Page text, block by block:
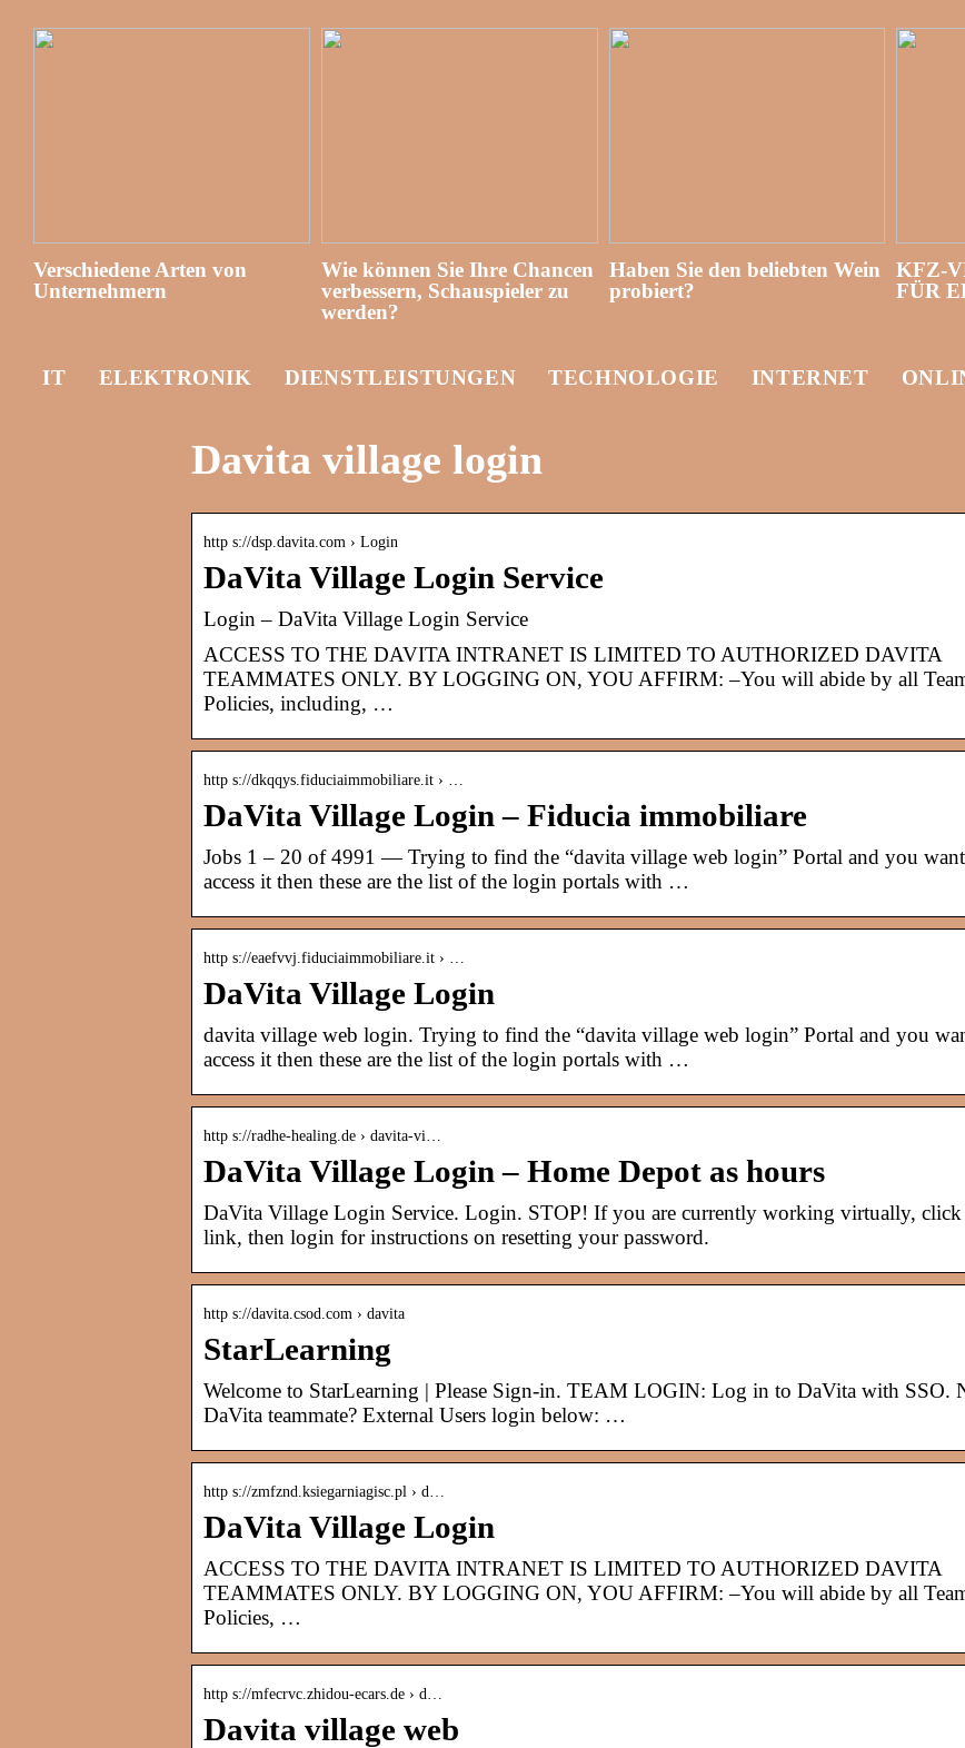
Verschiedene Arten von
Unternehmern
Wie können Sie Ihre Chancen
verbessern, Schauspieler zu
werden?
Haben Sie den beliebten Wein
probiert?
KFZ-
FÜR
IT ELEKTRONIK DIENSTLEISTUNGEN TECHNOLOGIE INTERNET
Davita village login
http s://dsp.davita.com › Login
DaVita Village Login Service
Login – DaVita Village Login Service
ACCESS TO THE DAVITA INTRANET IS LIMITED TO AUTHORIZED DAVITA
TEAMMATES ONLY. BY LOGGING ON, YOU AFFIRM: –You will abide by all
Policies, including, …
http s://dkqqys.fiduciaimmobiliare.it › …
DaVita Village Login – Fiducia immobiliare
Jobs 1 – 20 of 4991 — Trying to find the “davita village web login” Portal and you
access it then these are the list of the login portals with …
http s://eaefvvj.fiduciaimmobiliare.it › …
DaVita Village Login
davita village web login. Trying to find the “davita village web login” Portal and you
access it then these are the list of the login portals with …
http s://radhe-healing.de › davita-vi…
DaVita Village Login – Home Depot as hours
DaVita Village Login Service. Login. STOP! If you are currently working virtually, click
link, then login for instructions on resetting your password.
http s://davita.csod.com › davita
StarLearning
Welcome to StarLearning | Please Sign-in. TEAM LOGIN: Log in to DaVita with SSO.
DaVita teammate? External Users login below: …
http s://zmfznd.ksiegarniagisc.pl › d…
DaVita Village Login
ACCESS TO THE DAVITA INTRANET IS LIMITED TO AUTHORIZED DAVITA
TEAMMATES ONLY. BY LOGGING ON, YOU AFFIRM: –You will abide by all
Policies, …
http s://mfecrvc.zhidou-ecars.de › d…
Davita village web